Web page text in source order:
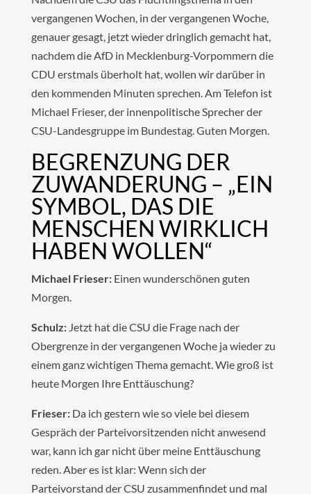
vergangenen Wochen, in der vergangenen Woche,
genauer gesagt, jetzt wieder dringlich gemacht hat,
nachdem die AfD in Mecklenburg-Vorpommern die
CDU erstmals überholt hat, wollen wir darüber in
den kommenden Minuten sprechen. Am Telefon ist
Michael Frieser, der innenpolitische Sprecher der
CSU-Landesgruppe im Bundestag. Guten Morgen.
BEGRENZUNG DER
ZUWANDERUNG – „EIN
SYMBOL, DAS DIE
MENSCHEN WIRKLICH
HABEN WOLLEN“
Michael Frieser:Einen wunderschönen guten
Morgen.
Schulz:Jetzt hat die CSU die Frage nach der
Obergrenze in der vergangenen Woche ja wieder zu
einem ganz wichtigen Thema gemacht. Wie groß ist
heute Morgen Ihre Enttäuschung?
Frieser:Da ich gestern wie so viele bei diesem
Gespräch der Parteivorsitzenden nicht anwesend
war, kann ich gar nicht über meine Enttäuschung
reden. Aber es ist klar: Wenn sich der
Parteivorstand der CSU zusammenfindet und mal